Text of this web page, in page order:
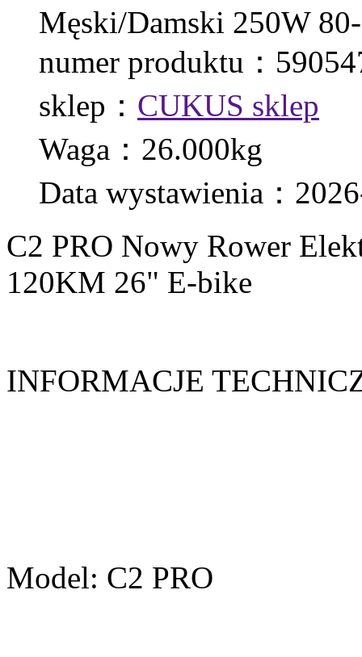
Męski/Damski 250W
numer produktu：
sklep： CUKUS sklep
Waga：26.000kg
Data wystawienia：
C2 PRO Nowy Rower
120KM 26" E-bike
INFORMACJE
Model: C2 PRO